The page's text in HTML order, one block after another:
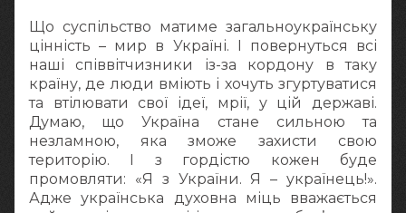
Що суспільство матиме загальноукраїнську
цінність – мир в Україні. І повернуться всі
наші співвітчизники із-за кордону в таку
країну, де люди вміють і хочуть згуртуватися
та втілювати свої ідеї, мрії, у цій державі.
Думаю, що Україна стане сильною та
незламною, яка зможе захисти свою
територію. І з гордістю кожен буде
промовляти: «Я з України. Я – українець!».
Адже українська духовна міць вважається